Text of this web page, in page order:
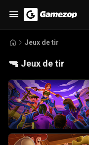
Jeux de tir
🔫 Jeux de tir